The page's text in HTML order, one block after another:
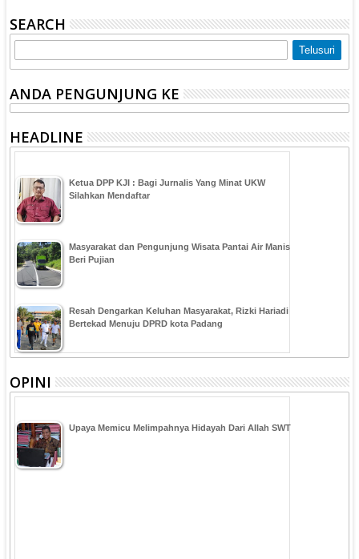
SEARCH
ANDA PENGUNJUNG KE
HEADLINE
Ketua DPP KJI : Bagi Jurnalis Yang Minat UKW
Silahkan Mendaftar
Masyarakat dan Pengunjung Wisata Pantai Air Manis
Beri Pujian
Resah Dengarkan Keluhan Masyarakat, Rizki Hariadi
Bertekad Menuju DPRD kota Padang
OPINI
Upaya Memicu Melimpahnya Hidayah Dari Allah SWT